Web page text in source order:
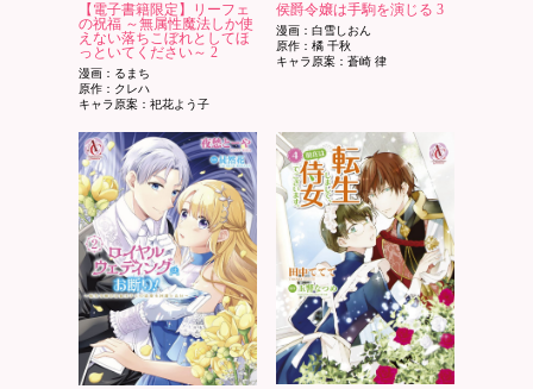
【電子書籍限定】リーフェ
の祝福 ～無属性魔法しか使
えない落ちこぼれとしてほ
っといてください～ 2
漫画：るまち
原作：クレハ
キャラ原案：祀花よう子
侯爵令嬢は手駒を演じる 3
漫画：白雪しおん
原作：橘 千秋
キャラ原案：蒼崎 律